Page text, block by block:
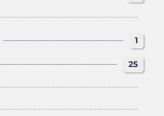
1
25